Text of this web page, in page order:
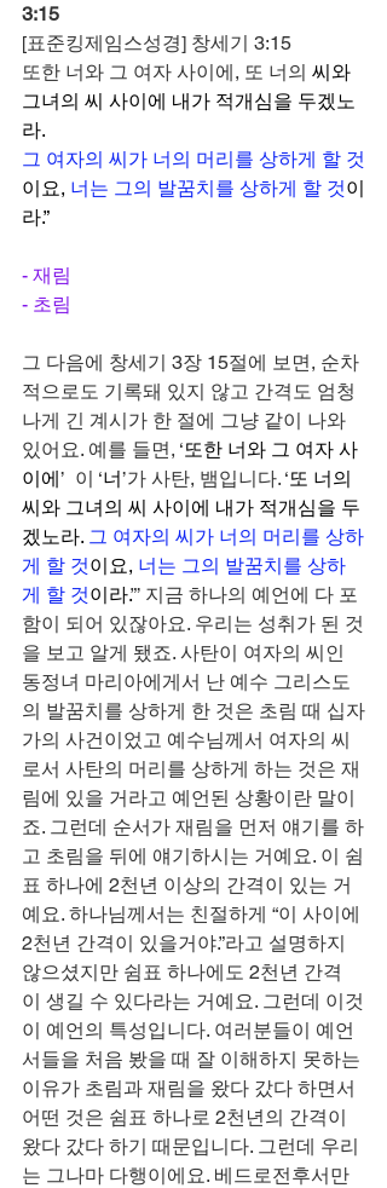
3:15
[표준킹제임스성경] 창세기 3:15
또한 너와 그 여자 사이에, 또 너의 씨와
그녀의 씨 사이에 내가 적개심을 두겠노
라.
그 여자의 씨가 너의 머리를 상하게 할 것
이요, 너는 그의 발꿈치를 상하게 할 것이
라.”
- 재림
- 초림
그 다음에 창세기 3장 15절에 보면, 순차
적으로도 기록돼 있지 않고 간격도 엄청
나게 긴 계시가 한 절에 그냥 같이 나와
있어요. 예를 들면, ‘또한 너와 그 여자 사
이에’  이 ‘너’가 사탄, 뱀입니다. ‘또 너의
씨와 그녀의 씨 사이에 내가 적개심을 두
겠노라. 그 여자의 씨가 너의 머리를 상하
게 할 것이요, 너는 그의 발꿈치를 상하
게 할 것이라.”’ 지금 하나의 예언에 다 포
함이 되어 있잖아요. 우리는 성취가 된 것
을 보고 알게 됐죠. 사탄이 여자의 씨인
동정녀 마리아에게서 난 예수 그리스도
의 발꿈치를 상하게 한 것은 초림 때 십자
가의 사건이었고 예수님께서 여자의 씨
로서 사탄의 머리를 상하게 하는 것은 재
림에 있을 거라고 예언된 상황이란 말이
죠. 그런데 순서가 재림을 먼저 얘기를 하
고 초림을 뒤에 얘기하시는 거예요. 이 쉼
표 하나에 2천년 이상의 간격이 있는 거
예요. 하나님께서는 친절하게 “이 사이에
2천년 간격이 있을거야.”라고 설명하지
않으셨지만 쉼표 하나에도 2천년 간격
이 생길 수 있다라는 거예요. 그런데 이것
이 예언의 특성입니다. 여러분들이 예언
서들을 처음 봤을 때 잘 이해하지 못하는
이유가 초림과 재림을 왔다 갔다 하면서
어떤 것은 쉼표 하나로 2천년의 간격이
왔다 갔다 하기 때문입니다. 그런데 우리
는 그나마 다행이에요. 베드로전후서만